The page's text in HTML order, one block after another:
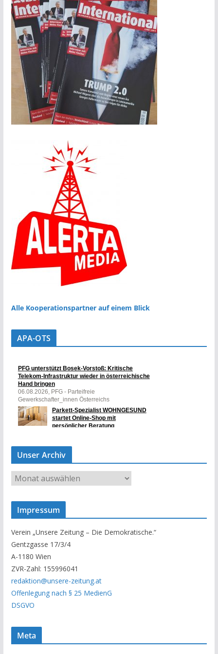
Alle Kooperationspartner auf einem Blick
APA-OTS
Unser Archiv
U
s
A
r
c
h
i
v
Impressum
Verein „Unsere Zeitung – Die Demokratische.“
Gentzgasse 17/3/4
A-1180 Wien
ZVR-Zahl: 155996041
redaktion@unsere-zeitung.at
Offenlegung nach § 25 MedienG
DSGVO
Meta